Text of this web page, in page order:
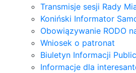
Transmisje sesji Rady
Koniński Informator
Obowiązywanie RODO
Wniosek o patronat
Biuletyn Informacji
Informacje dla